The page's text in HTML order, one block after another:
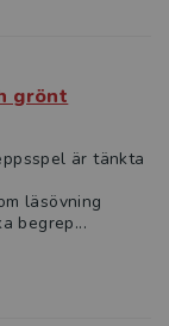
grönt
är tänkta
läsövning
begrep...